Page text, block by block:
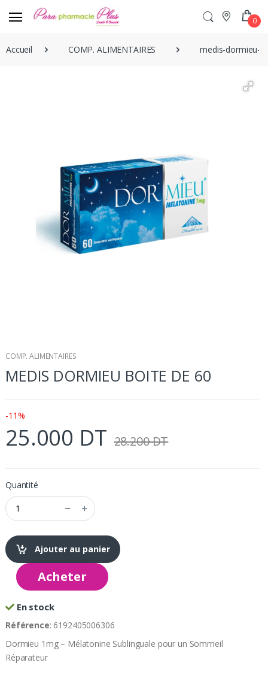
0
Accueil COMP. ALIMENTAIRES medis-dormieu-
COMP. ALIMENTAIRES
MEDIS DORMIEU BOITE DE 60
-11%
25.000 DT 28.200 DT
Quantité
Ajouter au panier
Acheter
En stock
Référence: 6192405006306
Dormieu 1mg – Mélatonine Sublinguale pour un Sommeil
Réparateur